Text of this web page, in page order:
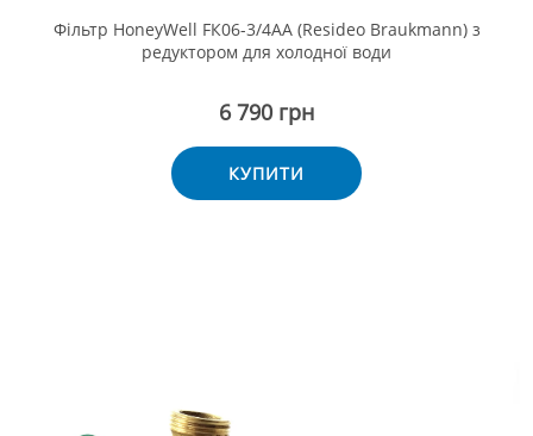
Фільтр HoneyWell FК06-3/4AA (Resideo Braukmann) з
редуктором для холодної води
6 790 грн
КУПИТИ